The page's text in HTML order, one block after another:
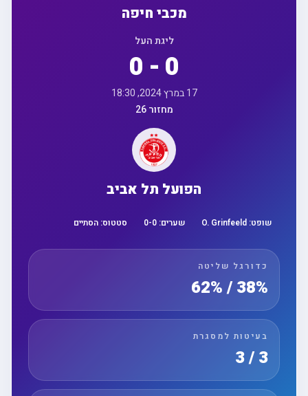
מכבי חיפה
ליגת העל
0 - 0
17 במרץ 2024, 18:30
מחזור 26
הפועל תל אביב
שופט:O. Grinfeeld שערים: 0 -0 סטטוס:הסתיים
כדורגל שליטה
38% / 62%
בעיטות למסגרת
3 / 3